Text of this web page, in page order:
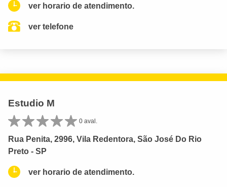
ver horario de atendimento.
ver telefone
Estudio M
0 aval.
Rua Penita, 2996, Vila Redentora, São José Do Rio
Preto - SP
ver horario de atendimento.